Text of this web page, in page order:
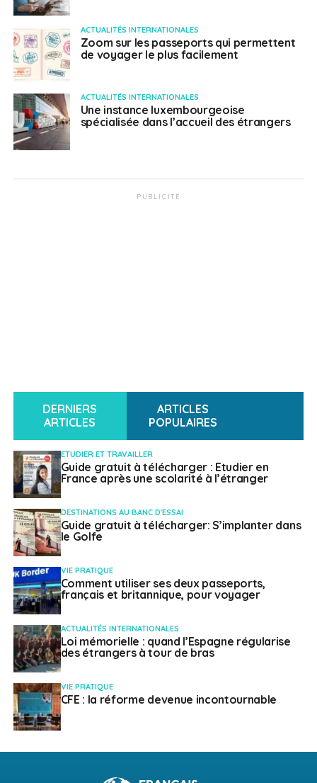
ACTUALITÉS INTERNATIONALES
Zoom sur les passeports qui permettent
de voyager le plus facilement
ACTUALITÉS INTERNATIONALES
Une instance luxembourgeoise
spécialisée dans l’accueil des étrangers
PUBLICITÉ
DERNIERS
ARTICLES
ARTICLES
POPULAIRES
ETUDIER ET TRAVAILLER
Guide gratuit à télécharger : Etudier en
France après une scolarité à l’étranger
DESTINATIONS AU BANC D'ESSAI
Guide gratuit à télécharger: S’implanter dans
le Golfe
VIE PRATIQUE
Comment utiliser ses deux passeports,
français et britannique, pour voyager
ACTUALITÉS INTERNATIONALES
Loi mémorielle : quand l’Espagne régularise
des étrangers à tour de bras
VIE PRATIQUE
CFE : la réforme devenue incontournable